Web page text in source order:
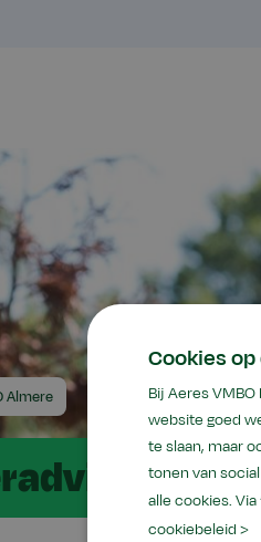
Almere
Cookies
Bij Aeres
website goed
te slaan, maar
tonen van
alle cookies.
cookiebeleid >